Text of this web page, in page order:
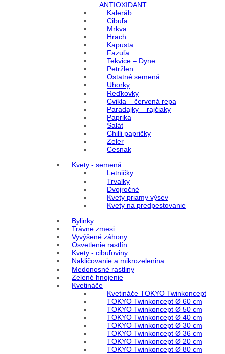
ANTIOXIDANT
Kaleráb
Cibuľa
Mrkva
Hrach
Kapusta
Fazuľa
Tekvice – Dyne
Petržlen
Ostatné semená
Uhorky
Reďkovky
Cvikla – červená repa
Paradajky – rajčiaky
Paprika
Šalát
Chilli papričky
Zeler
Cesnak
Kvety - semená
Letničky
Trvalky
Dvojročné
Kvety priamy výsev
Kvety na predpestovanie
Bylinky
Trávne zmesi
Vyvýšené záhony
Osvetlenie rastlín
Kvety - cibuľoviny
Nakličovanie a mikrozelenina
Medonosné rastliny
Zelené hnojenie
Kvetináče
Kvetináče TOKYO Twinkoncept
TOKYO Twinkoncept Ø 60 cm
TOKYO Twinkoncept Ø 50 cm
TOKYO Twinkoncept Ø 40 cm
TOKYO Twinkoncept Ø 30 cm
TOKYO Twinkoncept Ø 36 cm
TOKYO Twinkoncept Ø 20 cm
TOKYO Twinkoncept Ø 80 cm